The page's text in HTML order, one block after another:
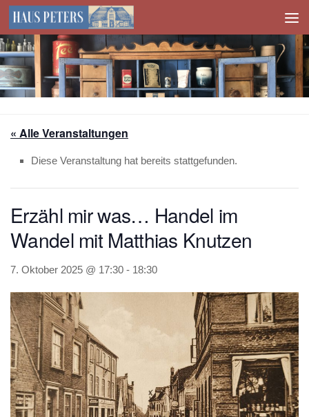
Zum Inhalt springen
« Alle Veranstaltungen
Diese Veranstaltung hat bereits stattgefunden.
Erzähl mir was… Handel im
Wandel mit Matthias Knutzen
7. Oktober 2025 @ 17:30 - 18:30